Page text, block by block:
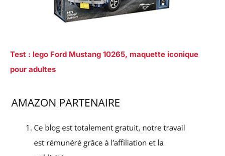
Test : lego Ford Mustang 10265, maquette iconique
pour adultes